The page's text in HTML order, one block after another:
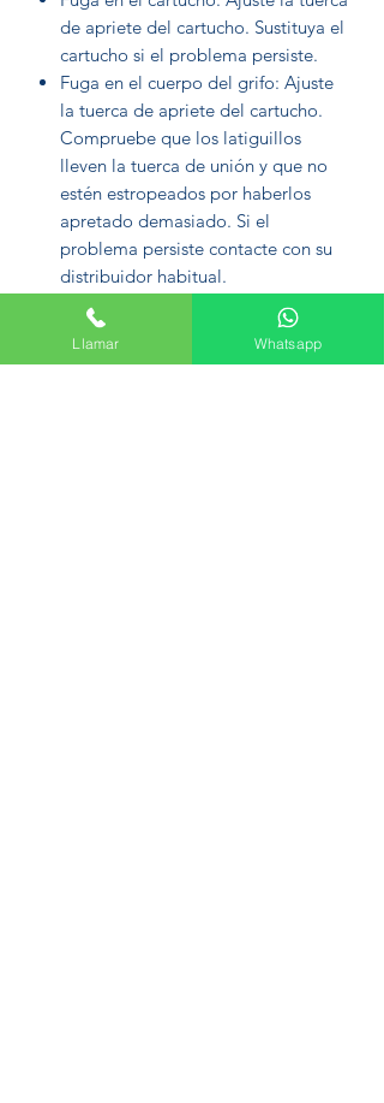
de apriete del cartucho. Sustituya el
cartucho si el problema persiste.
Fuga en el cuerpo del grifo: Ajuste
la tuerca de apriete del cartucho.
Compruebe que los latiguillos
lleven la tuerca de unión y que no
estén estropeados por haberlos
apretado demasiado. Si el
problema persiste contacte con su
distribuidor habitual.
Tiene que saber…
El agua con una dureza elevada es
rica en calcio y magnesio lo que
Llamar Whatsapp